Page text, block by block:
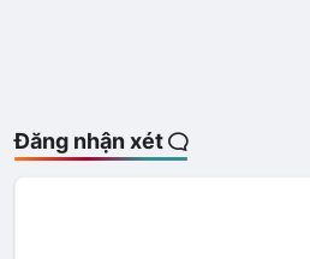
Đăng nhận xét